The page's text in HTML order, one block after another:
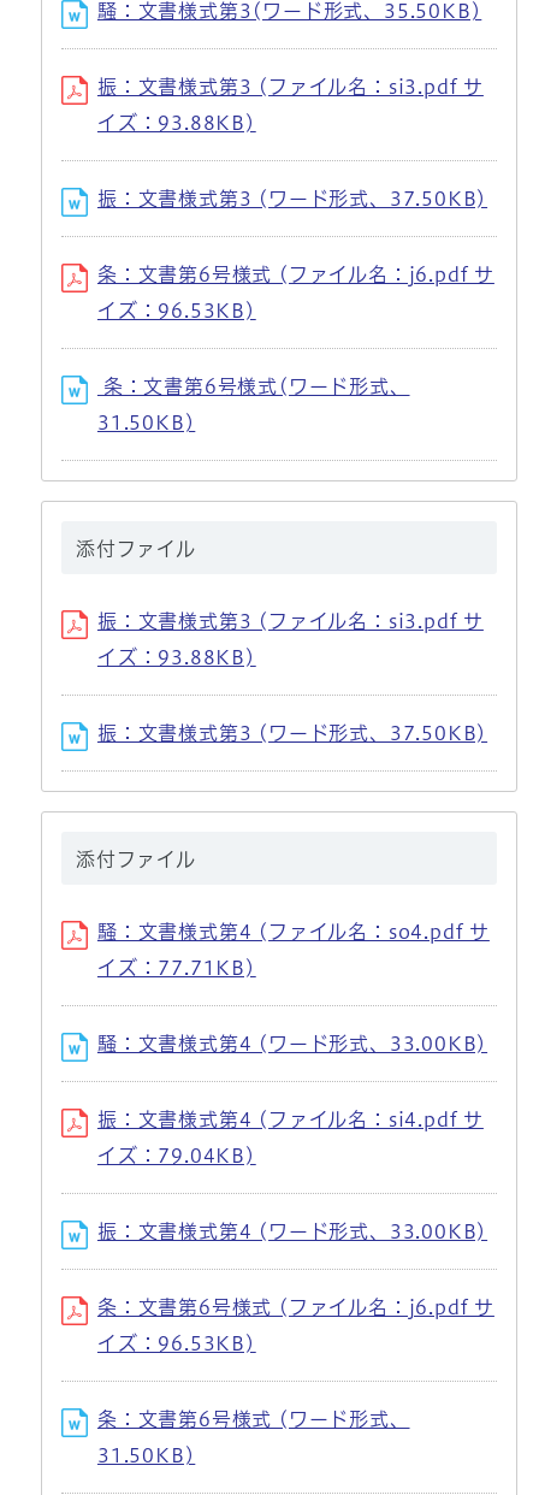
騒：文書様式第3(ワード形式、35.50KB)
振：文書様式第3 (ファイル名：si3.pdf サ
イズ：93.88KB)
振：文書様式第3 (ワード形式、37.50KB)
条：文書第6号様式 (ファイル名：j6.pdf サ
イズ：96.53KB)
条：文書第6号様式(ワード形式、
31.50KB)
添付ファイル
振：文書様式第3 (ファイル名：si3.pdf サ
イズ：93.88KB)
振：文書様式第3 (ワード形式、37.50KB)
添付ファイル
騒：文書様式第4 (ファイル名：so4.pdf サ
イズ：77.71KB)
騒：文書様式第4 (ワード形式、33.00KB)
振：文書様式第4 (ファイル名：si4.pdf サ
イズ：79.04KB)
振：文書様式第4 (ワード形式、33.00KB)
条：文書第6号様式 (ファイル名：j6.pdf サ
イズ：96.53KB)
条：文書第6号様式 (ワード形式、
31.50KB)